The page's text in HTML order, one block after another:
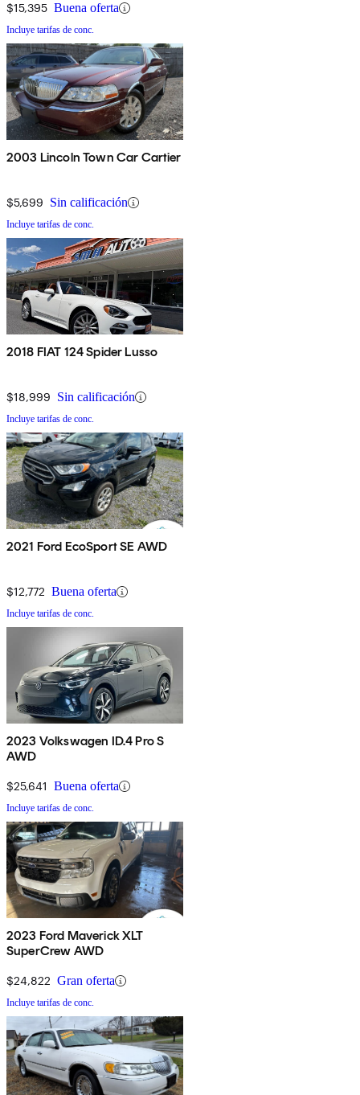
$15,395 Buena oferta
Incluye tarifas de conc.
2003 Lincoln Town Car Cartier
$5,699 Sin calificación
Incluye tarifas de conc.
2018 FIAT 124 Spider Lusso
$18,999 Sin calificación
Incluye tarifas de conc.
2021 Ford EcoSport SE AWD
$12,772 Buena oferta
Incluye tarifas de conc.
2023 Volkswagen ID.4 Pro S
AWD
$25,641 Buena oferta
Incluye tarifas de conc.
2023 Ford Maverick XLT
SuperCrew AWD
$24,822 Gran oferta
Incluye tarifas de conc.